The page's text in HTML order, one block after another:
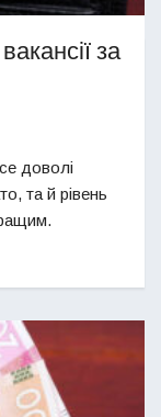
за
доволі
та й рівень